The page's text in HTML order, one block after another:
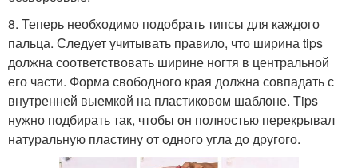
8. Теперь необходимо подобрать типсы для каждого
пальца. Следует учитывать правило, что ширина tips
должна соответствовать ширине ногтя в центральной
его части. Форма свободного края должна совпадать с
внутренней выемкой на пластиковом шаблоне. Tips
нужно подбирать так, чтобы он полностью перекрывал
натуральную пластину от одного угла до другого.